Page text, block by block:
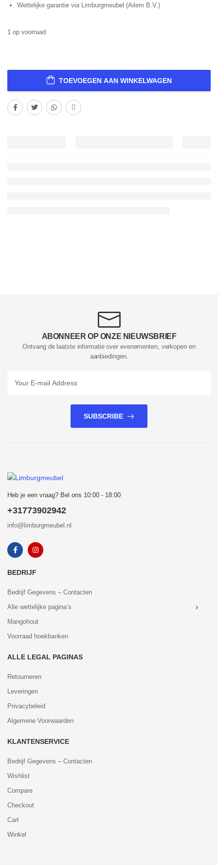
Wettelijke garantie via Limburgmeubel (Ailem B.V.)
1 op voorraad
TOEVOEGEN AAN WINKELWAGEN
ABONNEER OP ONZE NIEUWSBRIEF
Ontvang de laatste informatie over evenementen, verkopen en
aanbiedingen.
SUBSCRIBE
Heb je een vraag? Bel ons 10:00 - 18:00
+31773902942
info@limburgmeubel.nl
BEDRIJF
Bedrijf Gegevens – Contacten
Alle wettelijke pagina’s
Mangohout
Voorraad hoekbanken
ALLE LEGAL PAGINAS
Retourneren
Leveringen
Privacybeleid
Algemene Voorwaarden
KLANTENSERVICE
Bedrijf Gegevens – Contacten
Wishlist
Compare
Checkout
Cart
Winkel